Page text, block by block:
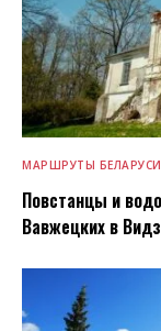
МАРШРУТЫ БЕЛАРУСИ
Повстанцы и
Вавжецких в